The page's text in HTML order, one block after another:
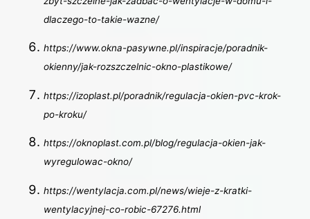
dlaczego-to-takie-wazne/
https://www.okna-pasywne.pl/inspiracje/poradnik-
okienny/jak-rozszczelnic-okno-plastikowe/
https://izoplast.pl/poradnik/regulacja-okien-pvc-krok-
po-kroku/
https://oknoplast.com.pl/blog/regulacja-okien-jak-
wyregulowac-okno/
https://wentylacja.com.pl/news/wieje-z-kratki-
wentylacyjnej-co-robic-67276.html